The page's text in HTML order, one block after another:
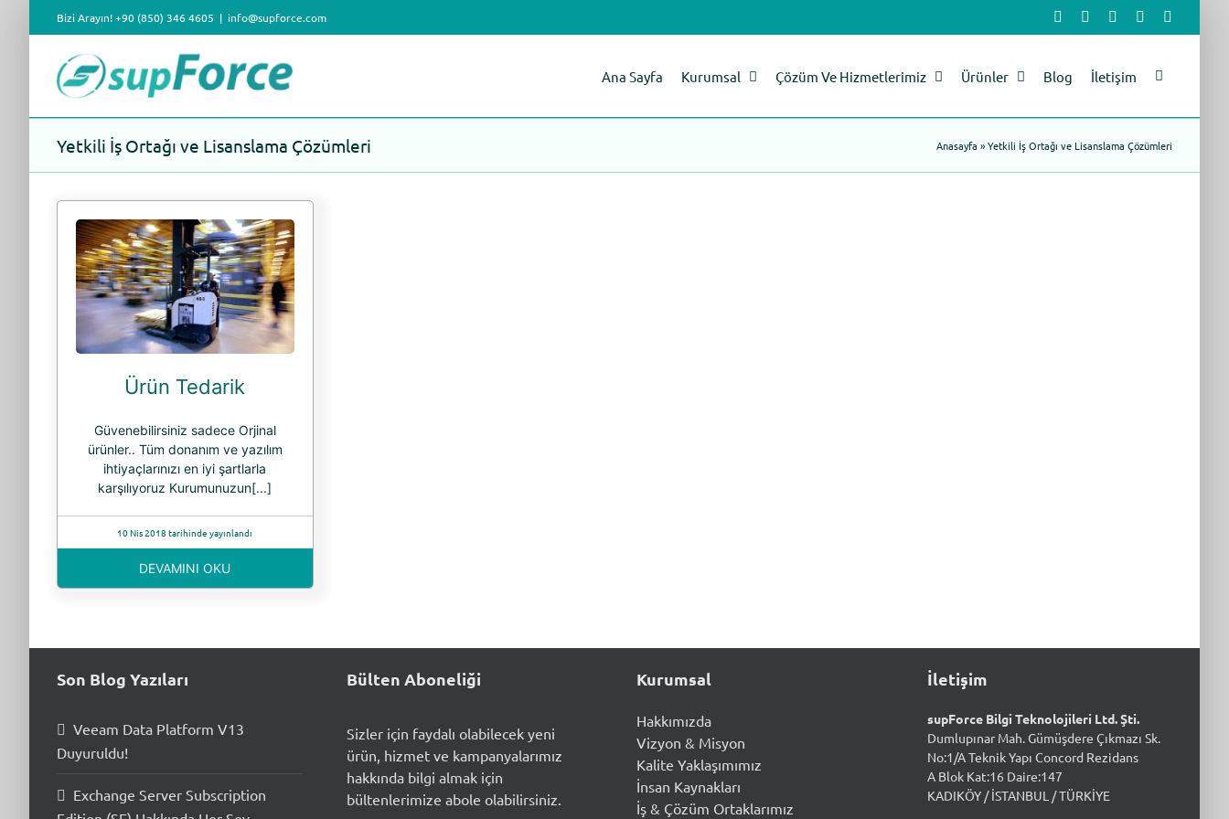
Bizi Arayın! +90 (850) 346 4605 | info@supforce.com Facebook LinkedInYouTube
Ana Sayfa Kurumsal Çözüm Ve Hizmetlerimiz Ürünler Blog İletişim
Yetkili İş Ortağı ve Lisanslama Çözümleri Anasayfa »Yetkili İş Ortağı ve Lisanslama Çözümleri
Ürün Tedarik
Güvenebilirsiniz sadece Orjinal
ürünler.. Tüm donanım ve yazılım
ihtiyaçlarınızı en iyi şartlarla
karşılıyoruz Kurumunuzun[...]
10 Nis 2018 tarihinde yayınlandı
DEVAMINI OKU
Son Blog Yazıları
Veeam Data Platform V13
Duyuruldu!
Exchange Server Subscription
Bülten Aboneliği
Sizler için faydalı olabilecek yeni
ürün, hizmet ve kampanyalarımız
hakkında bilgi almak için
bültenlerimize abole olabilirsiniz.
Kurumsal
Hakkımızda
Vizyon & Misyon
Kalite Yaklaşımımız
İnsan Kaynakları
İş & Çözüm Ortaklarımız
İletişim
supForce Bilgi Teknolojileri Ltd. Şti.
Dumlupınar Mah. Gümüşdere Çıkmazı Sk.
No:1/A Teknik Yapı Concord Rezidans
A Blok Kat:16 Daire:147
KADIKÖY / İSTANBUL / TÜRKİYE